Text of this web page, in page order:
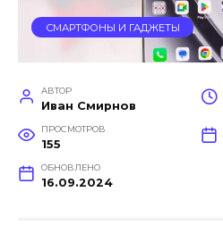
СМАРТФОНЫ И ГАДЖЕТЫ
АВТОР
Иван Смирнов
ПРОСМОТРОВ
155
ОБНОВЛЕНО
16.09.2024